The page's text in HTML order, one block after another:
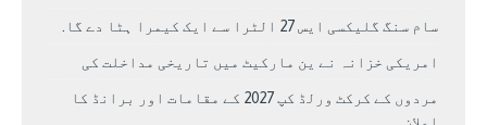
سام سنگ گلیکسی ایس 27 الٹرا سے ایک کیمرا ہٹا دے گا.
امریکی خزانہ نے ین مارکیٹ میں تاریخی مداخلت کی
مردوں کے کرکٹ ورلڈ کپ 2027 کے مقامات اور برانڈ کا